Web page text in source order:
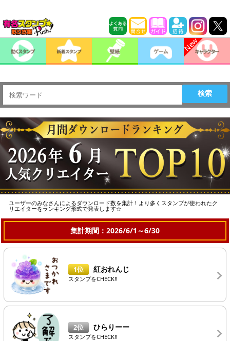
検索
ユーザーのみなさんによるダウンロード数を集計！より多くスタンプが使われたク
リエイターをランキング形式で発表します☆
集計期間：2026/6/1～6/30
1位 紅おれんじ
スタンプをCHECK!!
2位 ひらりーー
スタンプをCHECK!!